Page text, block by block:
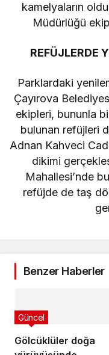
kamelyaların
Müdürlüğü
REFÜJLERDE
Parklardaki
Çayırova
ekipleri, bununla
bulunan refüjleri
Adnan Kahveci
dikimi
Mahallesi’nde
refüjde de taş
Benzer Haberler
Gölcüklüler doğa
Güncel